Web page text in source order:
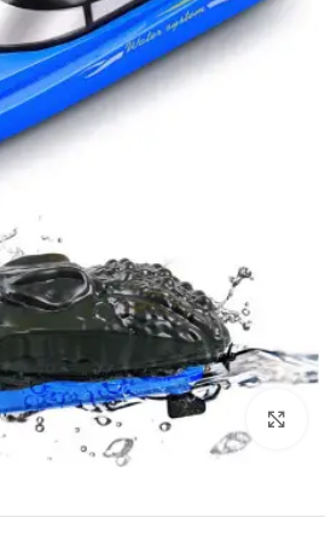
Click to enlarge